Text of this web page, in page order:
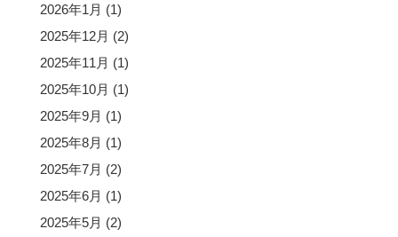
2026年1月 (1)
2025年12月 (2)
2025年11月 (1)
2025年10月 (1)
2025年9月 (1)
2025年8月 (1)
2025年7月 (2)
2025年6月 (1)
2025年5月 (2)